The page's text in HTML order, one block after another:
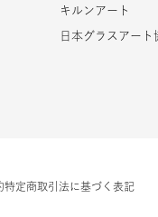
キルンアート
日本グラスアート
特定商取引法に基づく表記